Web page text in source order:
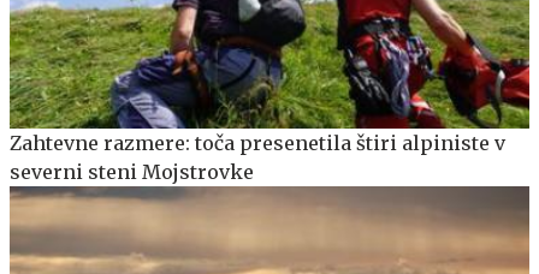
Zahtevne razmere: toča presenetila štiri alpiniste v
severni steni Mojstrovke